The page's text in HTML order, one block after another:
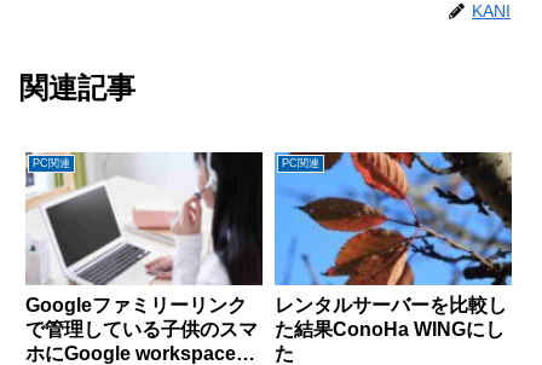
KANI
関連記事
PC関連
Googleファミリーリンク
で管理している子供のスマ
ホにGoogle workspace
PC関連
レンタルサーバーを比較し
た結果ConoHa WINGにし
た